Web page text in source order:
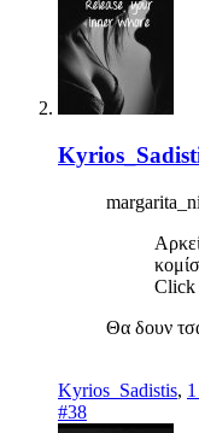
Click
Θα δουν
Kyrios_Sadistis,
#38